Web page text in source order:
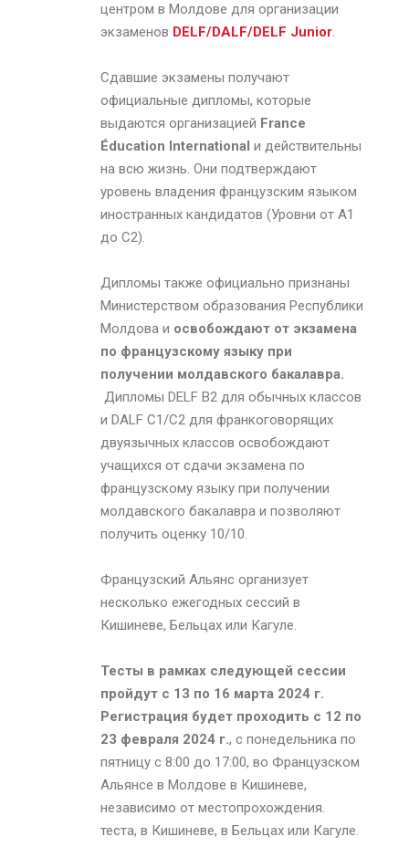
центром в Молдове для организации
экзаменов DELF/DALF/DELF Junior.
Сдавшие экзамены получают
официальные дипломы, которые
выдаются организацией France
Éducation International и действительны
на всю жизнь. Они подтверждают
уровень владения французским языком
иностранных кандидатов (Уровни от A1
до C2).
Дипломы также официально признаны
Министерством образования Республики
Молдова и освобождают от экзамена
по французскому языку при
получении молдавского бакалавра.
Дипломы DELF B2 для обычных классов
и DALF C1/C2 для франкоговорящих
двуязычных классов освобождают
учащихся от сдачи экзамена по
французскому языку при получении
молдавского бакалавра и позволяют
получить оценку 10/10.
Французский Альянс организует
несколько ежегодных сессий в
Кишиневе, Бельцах или Кагуле.
Тесты в рамках следующей сессии
пройдут с 13 по 16 марта 2024 г.
Регистрация будет проходить с 12 по
23 февраля 2024 г., с понедельника по
пятницу с 8:00 до 17:00, во Французском
Альянсе в Молдове в Кишиневе,
независимо от местопрохождения.
теста, в Кишиневе, в Бельцах или Кагуле.